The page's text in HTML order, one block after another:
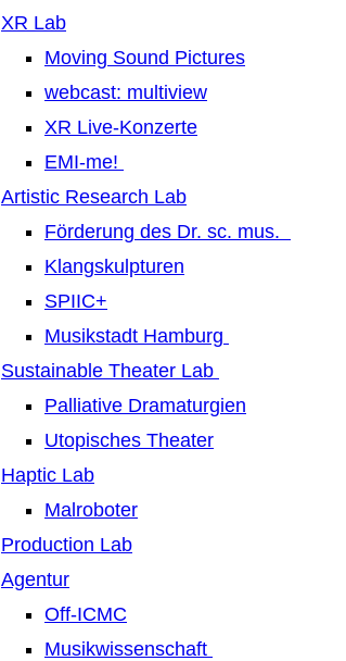
XR Lab
Moving Sound Pictures
webcast: multiview
XR Live-Konzerte
EMI-me!
Artistic Research Lab
Förderung des Dr. sc. mus.
Klangskulpturen
SPIIC+
Musikstadt Hamburg
Sustainable Theater Lab
Palliative Dramaturgien
Utopisches Theater
Haptic Lab
Malroboter
Production Lab
Agentur
Off-ICMC
Musikwissenschaft